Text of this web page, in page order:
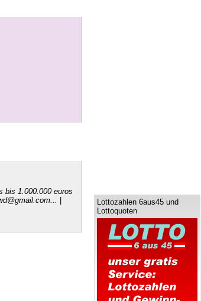
bis 1.000.000 euros
Lottozahlen 6aus45 und
Lottoquoten